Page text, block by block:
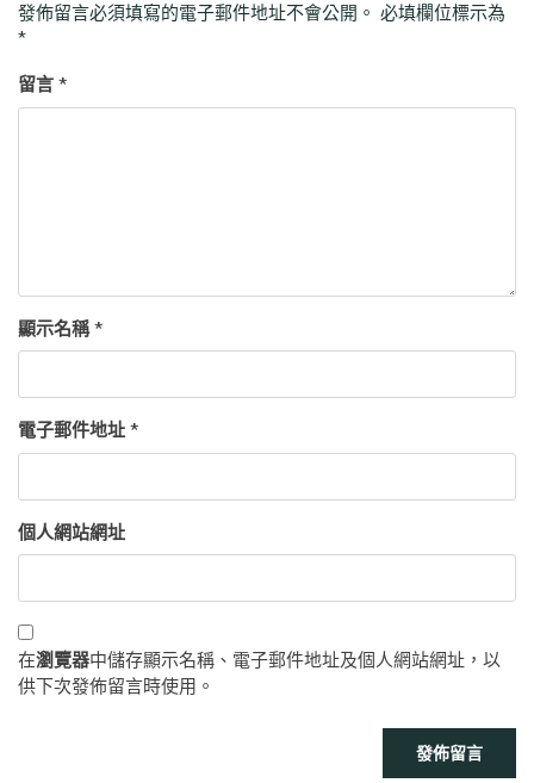
發佈留言必須填寫的電子郵件地址不會公開。 必填欄位標示為
*
留言 *
顯示名稱*
電子郵件地址 *
個人網站網址
在瀏覽器中儲存顯示名稱、電子郵件地址及個人網站網址，以
供下次發佈留言時使用。